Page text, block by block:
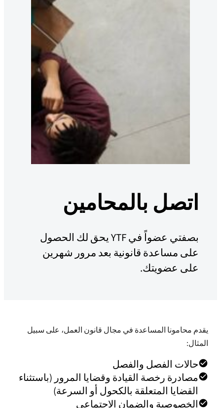
اتصل بالمحامين
بصفتي عضواً في YTF يحق لك الحصول
على مساعدة قانونية بعد مرور شهرين
على عضويتك.
يقدم محامونا المساعدة في مجال قانون العمل، على سبيل
المثال:
حالات الفصل والفصل
مصادرة رخصة القيادة وقضايا المرور (باستثناء
القضايا المتعلقة بالكحول أو السرعة)
الخصوصية والضمان الاجتماعي